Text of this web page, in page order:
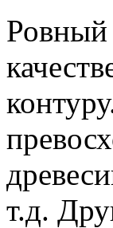
Ровный
т.д.